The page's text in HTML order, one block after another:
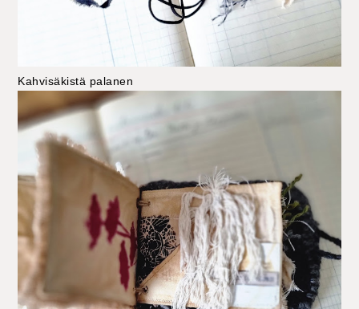
Kahvisäkistä palanen